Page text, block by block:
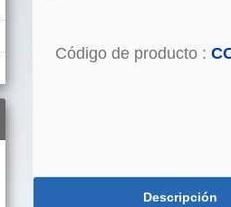
Código de producto :
Descripción